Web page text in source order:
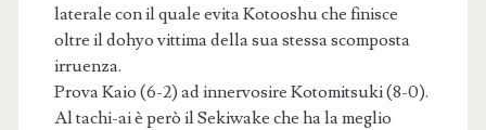
laterale con il quale evita Kotooshu che finisce
oltre il dohyo vittima della sua stessa scomposta
irruenza.
Prova Kaio (6-2) ad innervosire Kotomitsuki (8-0).
Al tachi-ai è però il Sekiwake che ha la meglio